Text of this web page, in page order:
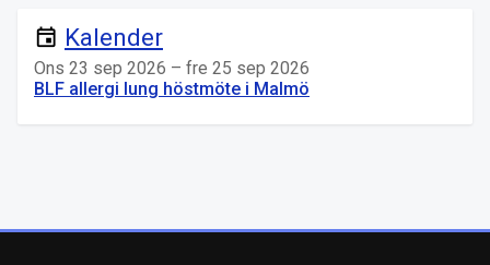
event Kalender
Ons 23 sep 2026 – fre 25 sep 2026
BLF allergi lung höstmöte i Malmö